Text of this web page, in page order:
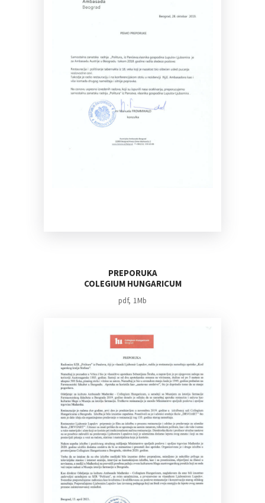
PREPORUKA
COLEGIUM HUNGARICUM
pdf, 1Mb